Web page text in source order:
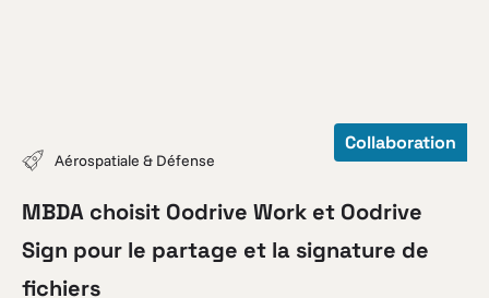
Collaboration
Aérospatiale & Défense
MBDA choisit Oodrive Work et Oodrive
Sign pour le partage et la signature de
fichiers